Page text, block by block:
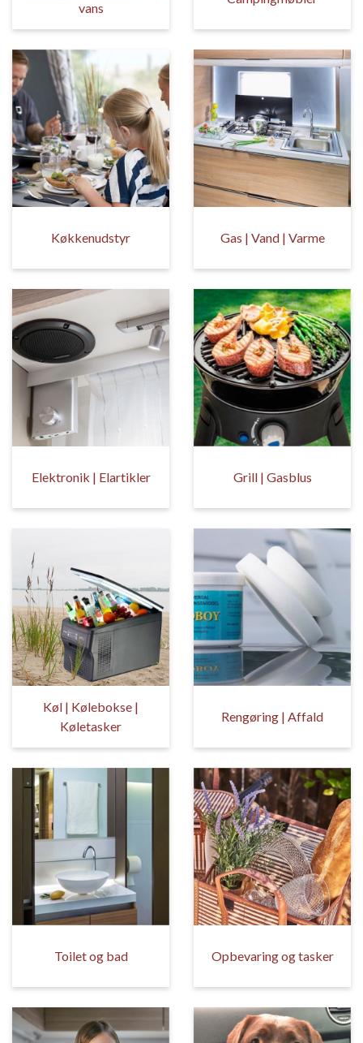
vans
Køkkenudstyr Gas | Vand | Varme
Elektronik | Elartikler Grill | Gasblus
Køl | Kølebokse |
Køletasker
Rengøring | Affald
Toilet og bad Opbevaring og tasker